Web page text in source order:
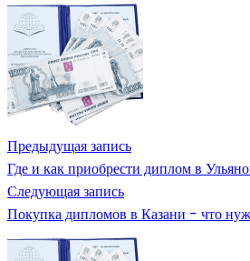
Предыдущая запись
Где и как приобрести диплом в
Следующая запись
Покупка дипломов в Казани - что